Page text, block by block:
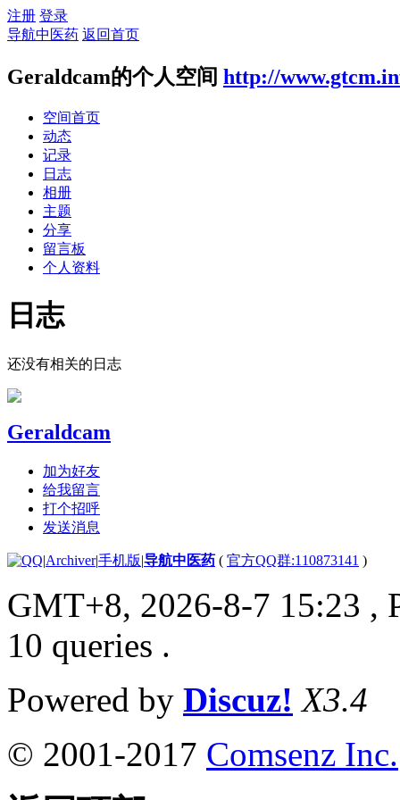
注册 登录
导航中医药 返回首页
Geraldcam的个人空间 http://
空间首页
动态
记录
日志
相册
主题
分享
留言板
个人资料
日志
还没有相关的日志
Geraldcam
加为好友
给我留言
打个招呼
发送消息
|Archiver|手机版|导航中医药 ( 官方QQ群:110873141 )
GMT+8, 2026-8-7 15:23 ,
10 queries .
Powered by Discuz! X3.4
© 2001-2017 Comsenz Inc.